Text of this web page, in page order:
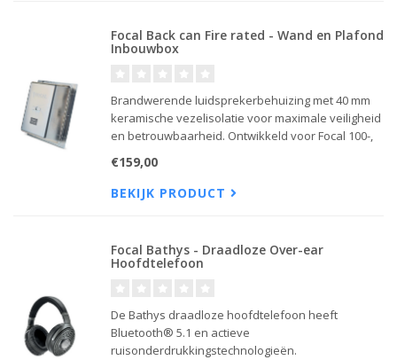
Focal Back can Fire rated - Wand en Plafond
Inbouwbox
Brandwerende luidsprekerbehuizing met 40 mm
keramische vezelisolatie voor maximale veiligheid
en betrouwbaarheid. Ontwikkeld voor Focal 100-,
€159,00
BEKIJK PRODUCT
Focal Bathys - Draadloze Over-ear
Hoofdtelefoon
De Bathys draadloze hoofdtelefoon heeft
Bluetooth® 5.1 en actieve
ruisonderdrukkingstechnologieën.